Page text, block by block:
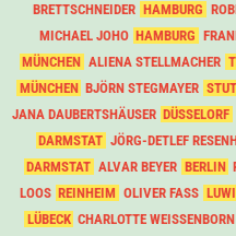
BRETTSCHNEIDER HAMBURG
MICHAEL JOHO HAMBURG
MÜNCHEN ALIENA STELLMACHER
MÜNCHEN BJÖRN STEGMAYER
JANA DAUBERTSHÄUSER DÜSSELORF
DARMSTAT JÖRG-DETLEF
DARMSTAT ALVAR BEYER BERLIN
LOOS REINHEIM OLIVER FASS
LÜBECK CHARLOTTE WEISSENBORN